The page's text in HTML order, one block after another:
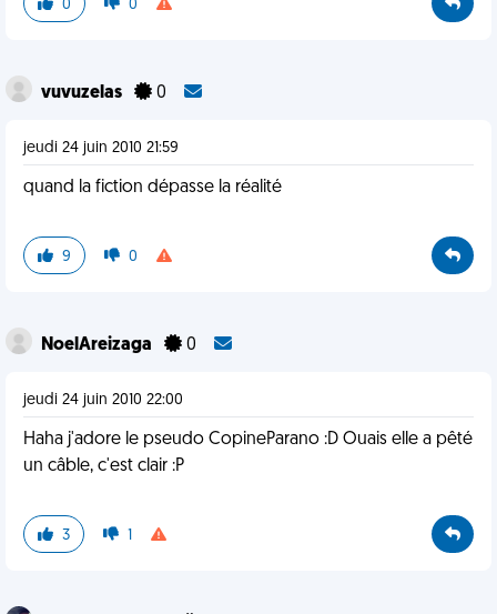
0 0
vuvuzelas 0
jeudi 24 juin 2010 21:59
quand la fiction dépasse la réalité
9 0
NoelAreizaga 0
jeudi 24 juin 2010 22:00
Haha j'adore le pseudo CopineParano :D Ouais elle a pêté
un câble, c'est clair :P
3 1